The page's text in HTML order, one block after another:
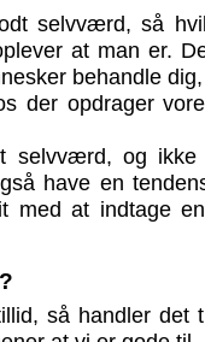
selvværd, så
at man er.
behandle
der opdrager
selvværd, og
have en
med at indtage
så handler det